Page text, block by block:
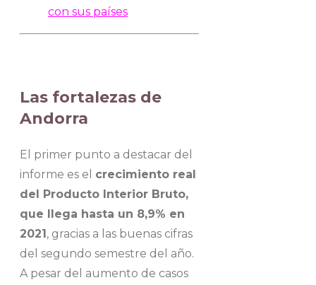
con sus países
Las fortalezas de
Andorra
El primer punto a destacar del
informe es el crecimiento real
del Producto Interior Bruto,
que llega hasta un 8,9% en
2021, gracias a las buenas cifras
del segundo semestre del año.
A pesar del aumento de casos